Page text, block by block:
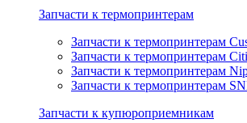
Запчасти к термопринтерам
Запчасти к термопринтерам
Запчасти к термопринтерам
Запчасти к термопринтерам
Запчасти к термопринтерам
Запчасти к купюроприемникам